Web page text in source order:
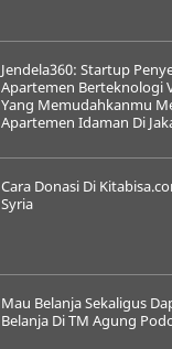
Jendela360: Startup
Apartemen Berteknologi
Yang Memudahkanmu
Apartemen Idaman Di
Cara Donasi Di
Syria
Mau Belanja Sekaligus
Belanja Di TM Agung